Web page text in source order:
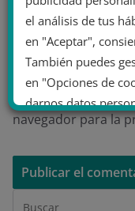
Guarda mi nombre,
navegador para la
el análisis de tus
en "Aceptar",
También puedes
en "Opciones de
darnos datos
último, puedes leer
No dar mi